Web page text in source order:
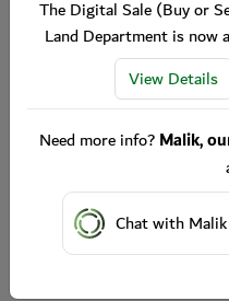
The Digital Sale (Buy or
Land Department is now
View Details
Need more info?Malik,
Chat with Malik